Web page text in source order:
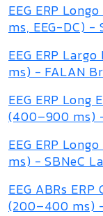
EEG ERP
ms, EEG-DC) -
EEG ERP
ms) - FALAN
EEG ERP Long
(400–900 ms)
EEG ERP
ms) - SBNeC
EEG ABRs
(200–400 ms)